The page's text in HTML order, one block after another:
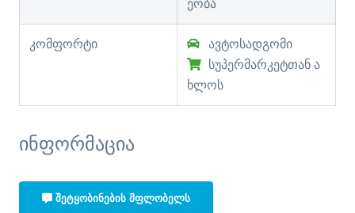
ეობა
კომფორტი
ავტოსადგომი
სუპერმარკეტთან ა
ხლოს
ინფორმაცია
ᲨᲔᲢᲧᲝᲑᲘᲜᲔᲑᲘᲡ ᲛᲤᲚᲝᲑᲔᲚᲡ